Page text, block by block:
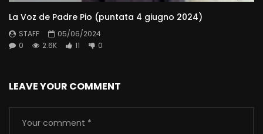
La Voz de Padre Pio (puntata 4 giugno 2024)
STAFF
05/06/2024
0
2.6K 11 0
LEAVE YOUR COMMENT